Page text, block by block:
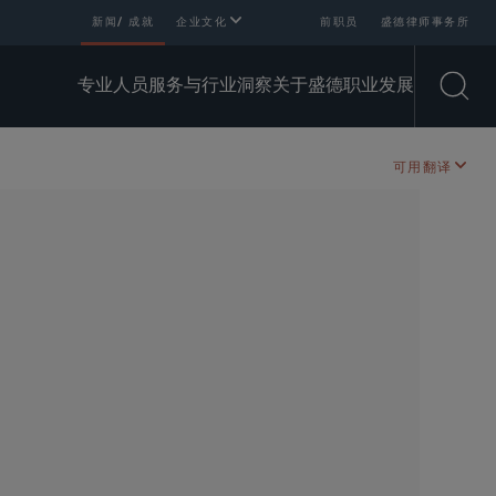
新闻/ 成就 企业文化 前职员 盛德律师事务所
专业人员服务与行业洞察关于盛德职业发展
可用翻译